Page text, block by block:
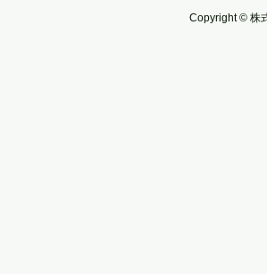
Copyright © 株